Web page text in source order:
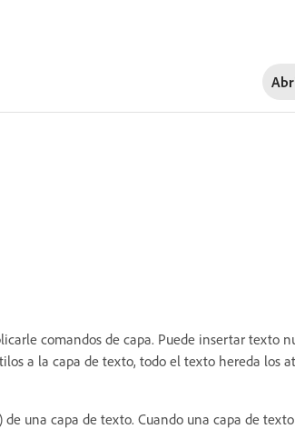
comandos de capa. Puede insertar texto
a la capa de texto, todo el texto hereda los
una capa de texto. Cuando una capa de